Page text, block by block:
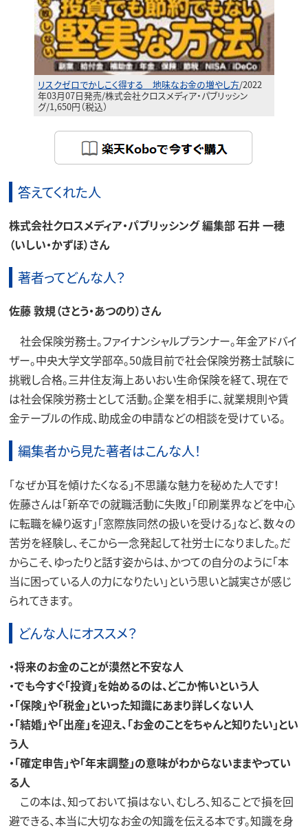
リスクゼロでかしこく得する 地味なお金の増やし方/2022
年03月07日発売/株式会社クロスメディア・パブリッシン
グ/1,650円（税込）
答えてくれた人
株式会社クロスメディア・パブリッシング 編集部 石井 一穂
（いしい・かずほ）さん
著者ってどんな人？
佐藤 敦規（さとう・あつのり）​さん
社会保険労務士。ファイナンシャルプランナー。年金アドバイ
ザー。中央大学文学部卒。50歳目前で社会保険労務士試験に
挑戦し合格。三井住友海上あいおい生命保険を経て、現在で
は社会保険労務士として活動。企業を相手に、就業規則や賃
金テーブルの作成、助成金の申請などの相談を受けている。
編集者から見た著者はこんな人！
「なぜか耳を傾けたくなる」不思議な魅力を秘めた人です！
佐藤さんは「新卒での就職活動に失敗」「印刷業界などを中心
に転職を繰り返す」「窓際族同然の扱いを受ける」など、数々の
苦労を経験し、そこから一念発起して社労士になりました。だ
からこそ、ゆったりと話す姿からは、かつての自分のように「本
当に困っている人の力になりたい」という思いと誠実さが感じ
られてきます。
どんな人にオススメ？
・将来のお金のことが漠然と不安な人
・でも今すぐ「投資」を始めるのは、どこか怖いという人
・「保険」や「税金」といった知識にあまり詳しくない人
・「結婚」や「出産」を迎え、「お金のことをちゃんと知りたい」とい
う人
・「確定申告」や「年末調整」の意味がわからないままやってい
る人
この本は、知っておいて損はない、むしろ、知ることで損を回
避できる、本当に大切なお金の知識を伝える本です。知識を身